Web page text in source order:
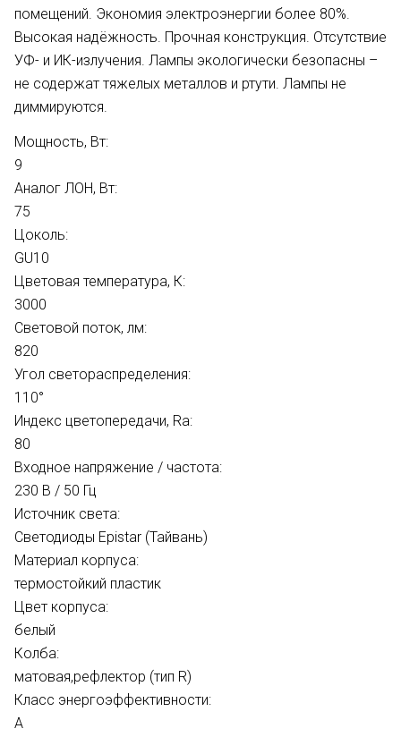
помещений. Экономия электроэнергии более 80%.
Высокая надёжность. Прочная конструкция. Отсутствие
УФ- и ИК-излучения. Лампы экологически безопасны –
не содержат тяжелых металлов и ртути. Лампы не
диммируются.
Мощность, Вт:
9
Аналог ЛОН, Вт:
75
Цоколь:
GU10
Цветовая температура, К:
3000
Световой поток, лм:
820
Угол светораспределения:
110°
Индекс цветопередачи, Ra:
80
Входное напряжение / частота:
230 В / 50 Гц
Источник света:
Cветодиоды Epistar (Тайвань)
Материал корпуса:
термостойкий пластик
Цвет корпуса:
белый
Колба:
матовая,рефлектор (тип R)
Класс энергоэффективности:
A